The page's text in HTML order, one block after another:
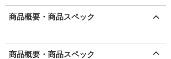
商品概要・商品スペック
商品概要・商品スペック